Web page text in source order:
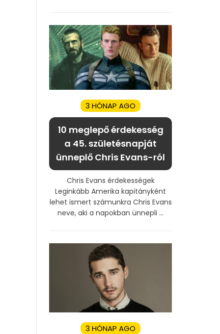
3 HÓNAP AGO
10 meglepő érdekesség
a 45. születésnapját
ünneplő Chris Evans-ról
Chris Evans érdekességek
Leginkább Amerika kapitányként
lehet ismert számunkra Chris Evans
neve, aki a napokban ünnepli ...
3 HÓNAP AGO